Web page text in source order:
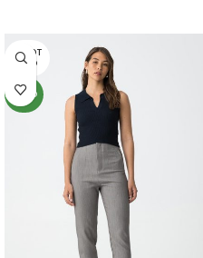
ESGOT
ADO
NOVO